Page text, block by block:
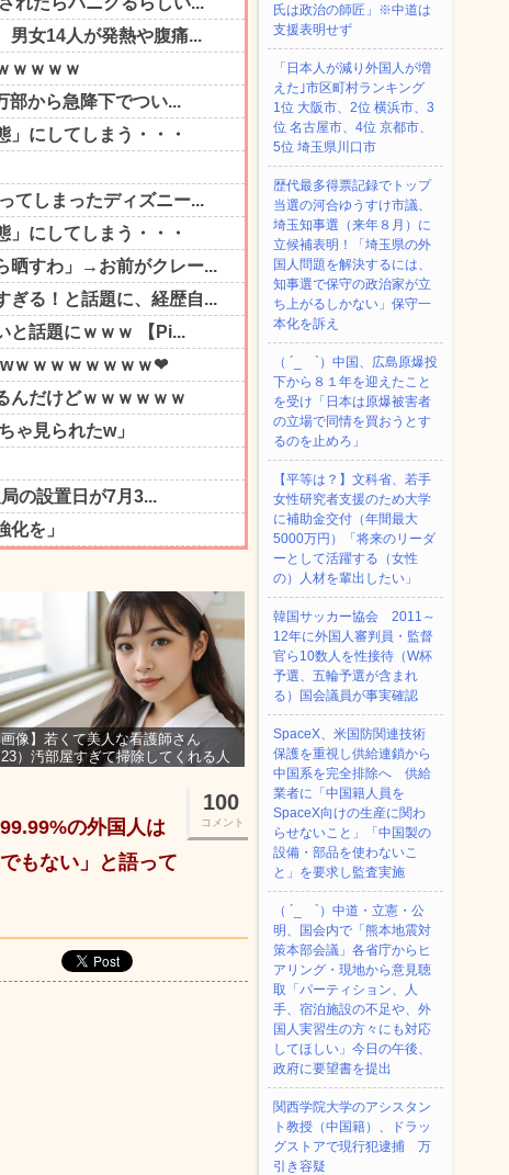
像】若くて美人な看護師さん
23）汚部屋すぎて掃除してくれる人
100
コメント
の外国人は
もない」と語って
氏は政治の師匠」※中道は
支援表明せず
「日本人が減り外国人が増
えた｣市区町村ランキング
1位 大阪市、2位 横浜市、3
位 名古屋市、4位 京都市、
5位 埼玉県川口市
歴代最多得票記録でトップ
当選の河合ゆうすけ市議、
埼玉知事選（来年８月）に
立候補表明！「埼玉県の外
国人問題を解決するには、
知事選で保守の政治家が立
ち上がるしかない」保守一
本化を訴え
（ ´_ゝ`）中国、広島原爆投
下から８１年を迎えたこと
を受け「日本は原爆被害者
の立場で同情を買おうとす
るのを止めろ」
【平等は？】文科省、若手
女性研究者支援のため大学
に補助金交付（年間最大
5000万円）「将来のリーダ
ーとして活躍する（女性
の）人材を輩出したい」
韓国サッカー協会 2011～
12年に外国人審判員・監督
官ら10数人を性接待（W杯
予選、五輪予選が含まれ
る）国会議員が事実確認
SpaceX、米国防関連技術
保護を重視し供給連鎖から
中国系を完全排除へ 供給
業者に「中国籍人員を
SpaceX向けの生産に関わ
らせないこと」「中国製の
設備・部品を使わないこ
と」を要求し監査実施
（ ´_ゝ`）中道・立憲・公
明、国会内で「熊本地震対
策本部会議」各省庁からヒ
アリング・現地から意見聴
取「パーティション、人
手、宿泊施設の不足や、外
国人実習生の方々にも対応
してほしい」今日の午後、
政府に要望書を提出
関西学院大学のアシスタン
ト教授（中国籍）、ドラッ
グストアで現行犯逮捕 万
引き容疑